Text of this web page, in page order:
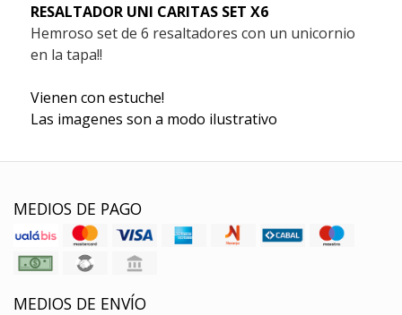
RESALTADOR UNI CARITAS SET X6
Hemroso set de 6 resaltadores con un unicornio
en la tapa!!
Vienen con estuche!
Las imagenes son a modo ilustrativo
MEDIOS DE PAGO
MEDIOS DE ENVÍO